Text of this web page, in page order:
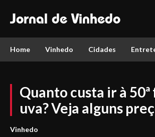
Jornal de Vinhedo
Home Vinhedo Cidades
Quanto custa ir à 50ª
uva? Veja alguns
Vinhedo